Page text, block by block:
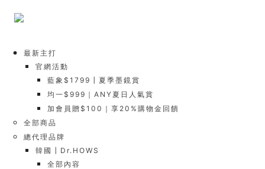
最新主打
官網活動
藍象$1799┃夏季墨鏡賞
均一$999｜ANY夏日人氣賞
加會員贈$100｜享20%購物金回饋
全部商品
總代理品牌
韓國┃Dr.HOWS
全部內容